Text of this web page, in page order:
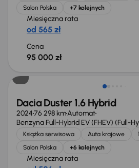
Salon Polska +7 kolejnych
Miesięczna rata
od 565 zł
Cena
95 000 zł
Dacia Duster 1.6 Hybrid
202476 298 kmAutomat
Benzyna Full-Hybrid EV (FHEV) (Full-
Książka serwisowa Auta krajowe
Salon Polska
+6 kolejnych
Miesięczna rata